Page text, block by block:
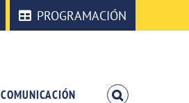
PROGRAMACIÓN
COMUNICACIÓN